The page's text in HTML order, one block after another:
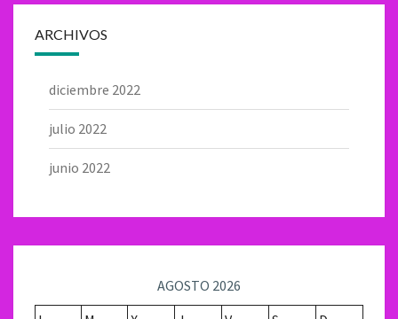
ARCHIVOS
diciembre 2022
julio 2022
junio 2022
AGOSTO 2026